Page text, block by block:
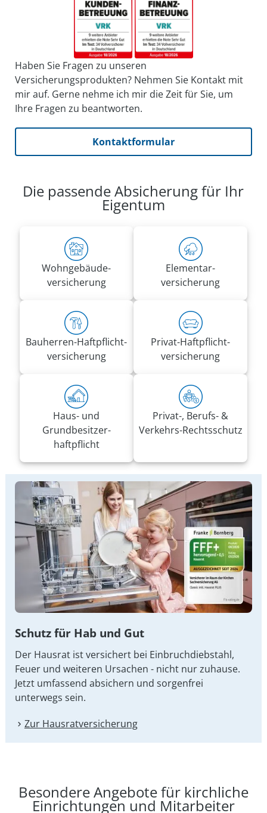
Haben Sie Fragen zu unseren
Versicherungsprodukten? Nehmen Sie Kontakt mit
mir auf. Gerne nehme ich mir die Zeit für Sie, um
Ihre Fragen zu beantworten.
Kontaktformular
Die passende Absicherung für Ihr
Eigentum
Wohn­gebäude­
versicherung
Elementar­
versicherung
Bauherren-Haft­pflicht­
versicherung
Privat-Haft­pflicht­
versicherung
Haus- und
Grundbesitzer­
haftpflicht
Privat-, Berufs- &
Verkehrs-Rechtsschutz
Schutz für Hab und Gut
Der Hausrat ist versichert bei Einbruchdiebstahl,
Feuer und weiteren Ursachen - nicht nur zuhause.
Jetzt umfassend absichern und sorgenfrei
unterwegs sein.
Zur Hausrat­versicherung
Besondere Angebote für kirchliche
Einrichtungen und Mitarbeiter